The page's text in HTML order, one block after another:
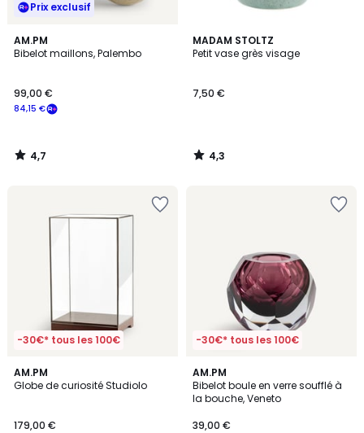
Prix exclusif
AM.PM
Bibelot maillons, Palembo
84,15 €
99,00 €
4,7
/ 5
4,7
/
MADAM STOLTZ
Petit vase grès visage
7,50 €
4,3
/ 5
4,3
/
-30€* tous les 100€
AM.PM
Globe de curiosité Studiolo
179,00 €
4,7
/ 5
-30€* tous les 100€
AM.PM
Bibelot boule en verre soufflé à
la bouche, Veneto
39,00 €
5
/
5